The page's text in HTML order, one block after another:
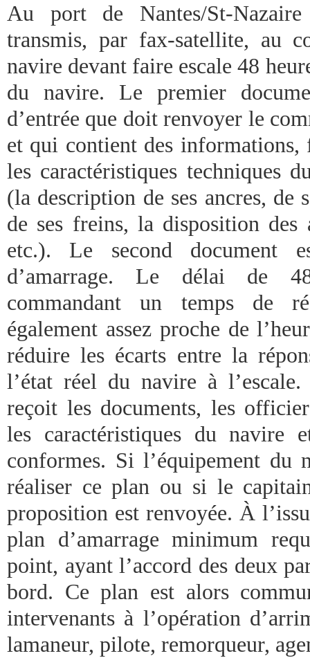
Au port de Nantes/St-
transmis, par fax-satellite, au
navire devant faire escale 48
du navire. Le premier
d’entrée que doit renvoyer le
et qui contient des
les caractéristiques techniques
(la description de ses ancres, de
de ses freins, la disposition des
etc.). Le second document
d’amarrage. Le délai de
commandant un temps de
également assez proche de
réduire les écarts entre la
l’état réel du navire à
reçoit les documents, les
les caractéristiques du navire
conformes. Si l’équipement du
réaliser ce plan ou si le
proposition est renvoyée. À
plan d’amarrage minimum
point, ayant l’accord des deux
bord. Ce plan est alors
intervenants à l’opération
lamaneur, pilote, remorqueur,